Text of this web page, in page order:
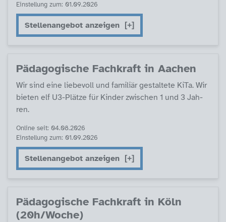
Einstellung zum: 01.09.2026
Stellenangebot anzeigen
Päda­go­gi­sche Fach­kraft in Aa­chen
Wir sind ei­ne lie­be­voll und fa­mi­li­är ge­stal­te­te Ki­Ta. Wir
bie­ten elf U3-Plät­ze für Kin­der zwi­schen 1 und 3 Jah­
ren.
Online seit: 04.08.2026
Einstellung zum: 01.09.2026
Stellenangebot anzeigen
Päda­go­gi­sche Fach­kraft in Köln
(20h/Wo­che)